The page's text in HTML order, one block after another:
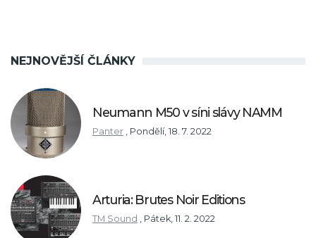
NEJNOVĚJŠÍ ČLÁNKY
Neumann M50 v síni slávy NAMM
Panter Pondělí, 18. 7. 2022
Arturia: Brutes Noir Editions
TM Sound Pátek, 11. 2. 2022